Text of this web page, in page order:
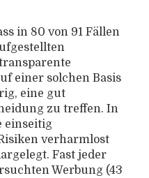
in 80 von 91 Fällen
einer solchen Basis
eine gut
zu treffen. In
einseitig
verharmlost
Fast jeder
Werbung (43